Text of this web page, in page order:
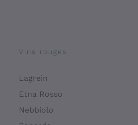
Vins rouges
Lagrein
Etna Rosso
Nebbiolo